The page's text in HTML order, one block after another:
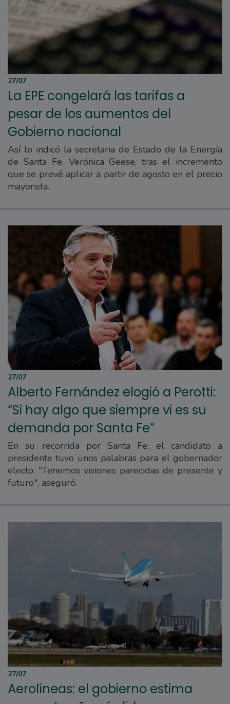
27/07
La EPE congelará las tarifas a
pesar de los aumentos del
Gobierno nacional
Así lo indicó la secretaria de Estado de la Energía
de Santa Fe, Verónica Geese, tras el incremento
que se prevé aplicar a partir de agosto en el precio
mayorista.
27/07
Alberto Fernández elogió a Perotti:
“Si hay algo que siempre vi es su
demanda por Santa Fe”
En su recorrida por Santa Fe, el candidato a
presidente tuvo unos palabras para el gobernador
electo. "Tenemos visiones parecidas de presente y
futuro", aseguró.
27/07
Aerolíneas: el gobierno estima